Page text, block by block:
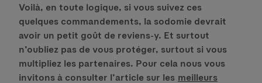
Voilà, en toute logique, si vous suivez ces
quelques commandements, la sodomie devrait
avoir un petit goût de reviens-y. Et surtout
n’oubliez pas de vous protéger, surtout si vous
multipliez les partenaires. Pour cela nous vous
invitons à consulter l’article sur les meilleurs